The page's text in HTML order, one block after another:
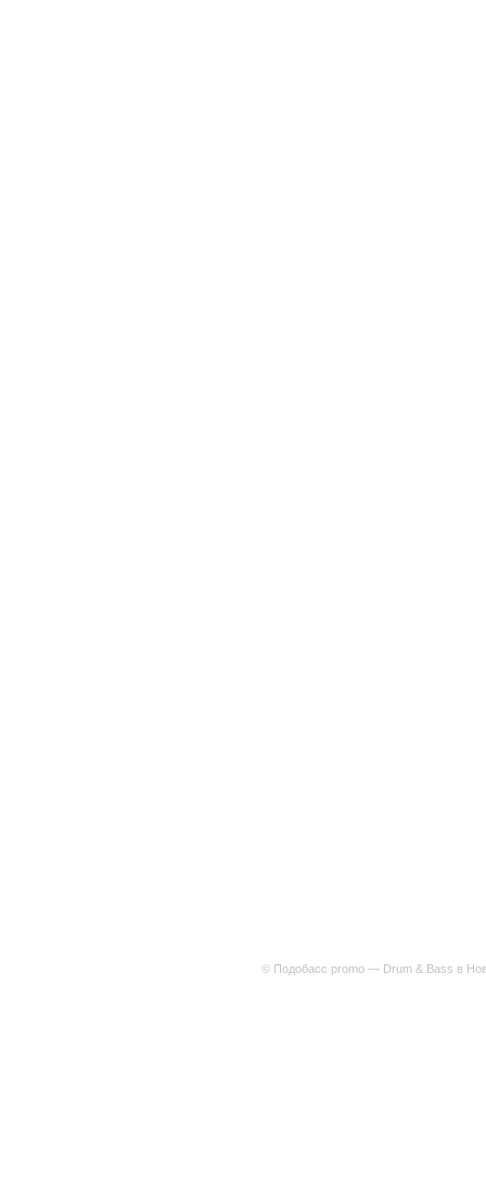
© Подобасс promo — Drum & Bass в